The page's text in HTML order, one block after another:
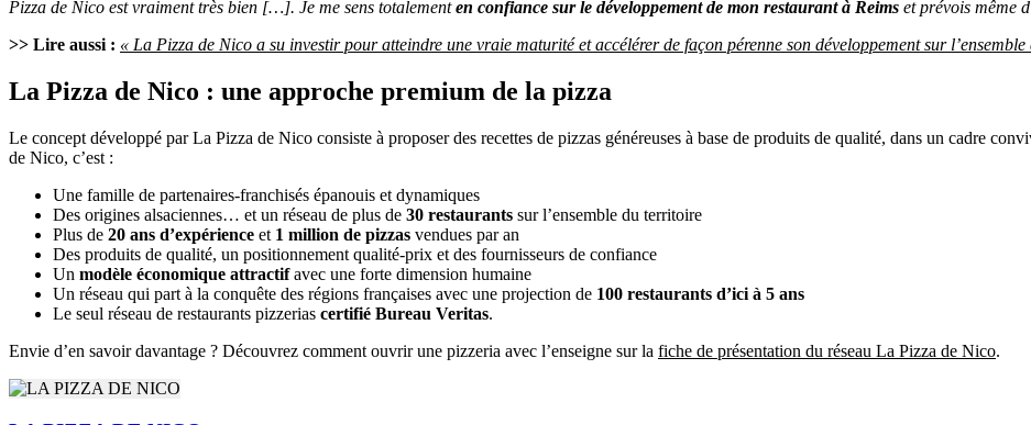
Pizza de Nico est vraiment très bien […]. Je me sens totalementen confiance sur le développement de mon restaurant à Reims et prévois même
>> Lire aussi : « La Pizza de Nico a su investir pour atteindre une vraie maturité et accélérer de façon pérenne son développement sur
La Pizza de Nico : une approche premium de la pizza
Le concept développé par La Pizza de Nico consiste à proposer des recettes de pizzas généreuses à base de produits de qualité, dans un cadre
de Nico, c’est :
Une famille de partenaires-franchisés épanouis et dynamiques
Des origines alsaciennes… et un réseau de plus de 30 restaurants sur l’ensemble du territoire
Plus de 20 ans d’expérience et 1 million de pizzas vendues par an
Des produits de qualité, un positionnement qualité-prix et des fournisseurs de confiance
Un modèle économique attractifavec une forte dimension humaine
Un réseau qui part à la conquête des régions françaises avec une projection de 100 restaurants d’ici à 5 ans
Le seul réseau de restaurants pizzerias certifié Bureau Veritas.
Envie d’en savoir davantage ? Découvrez comment ouvrir une pizzeria avec l’enseigne sur la fiche de présentation du réseau La Pizza de Nico.